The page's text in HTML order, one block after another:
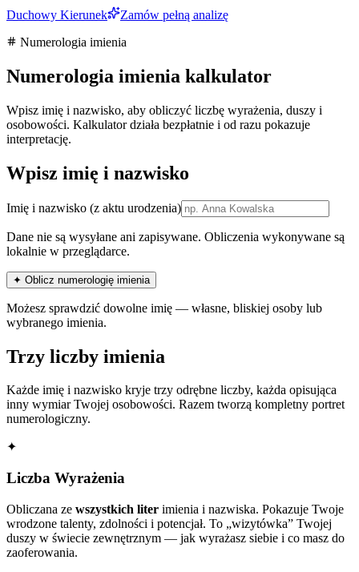
Duchowy Kierunek
Zamów pełną analizę
Numerologia imienia
Numerologia imienia kalkulator
Wpisz imię i nazwisko, aby obliczyć liczbę wyrażenia, duszy i
osobowości. Kalkulator działa bezpłatnie i od razu pokazuje
interpretację.
Wpisz imię i nazwisko
Imię i nazwisko (z aktu urodzenia)
Dane nie są wysyłane ani zapisywane. Obliczenia wykonywane są
lokalnie w przeglądarce.
✦ Oblicz numerologię imienia
Możesz sprawdzić dowolne imię — własne, bliskiej osoby lub
wybranego imienia.
Trzy liczby imienia
Każde imię i nazwisko kryje trzy odrębne liczby, każda opisująca
inny wymiar Twojej osobowości. Razem tworzą kompletny portret
numerologiczny.
✦
Liczba Wyrażenia
Obliczana ze wszystkich liter imienia i nazwiska. Pokazuje Twoje
wrodzone talenty, zdolności i potencjał. To „wizytówka” Twojej
duszy w świecie zewnętrznym — jak wyrażasz siebie i co masz do
zaoferowania.